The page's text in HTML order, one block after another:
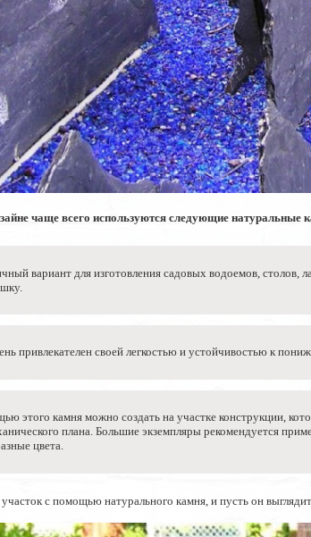
чаще всего используются следующие натуральные
вариант для изготовления садовых водоемов,
привлекателен своей легкостью и устойчивостью к
этого камня можно создать на участке конструкции,
плана. Большие экземпляры рекомендуется
цвета.
с помощью натурального камня, и пусть он